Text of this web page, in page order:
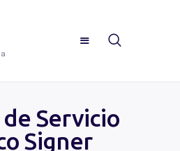
Servicio
Signer
SIGNER